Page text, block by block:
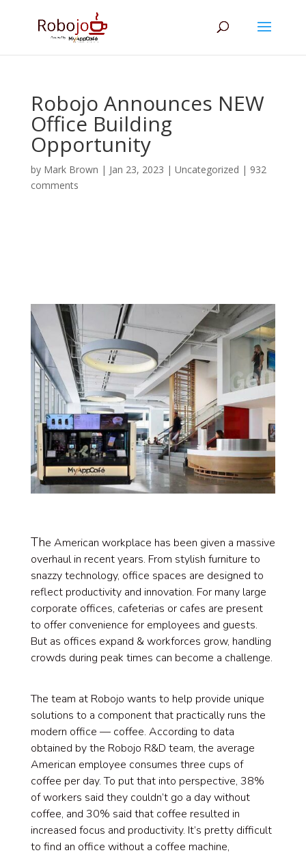
Robojo Announces NEW
Office Building
Opportunity
by Mark Brown | Jan 23, 2023 | Uncategorized | 932
comments
The American workplace has been given a massive
overhaul in recent years. From stylish furniture to
snazzy technology, office spaces are designed to
reflect productivity and innovation. For many large
corporate offices, cafeterias or cafes are present
to offer convenience for employees and guests.
But as offices expand & workforces grow, handling
crowds during peak times can become a challenge.
The team at Robojo wants to help provide unique
solutions to a component that practically runs the
modern office — coffee. According to data
obtained by the Robojo R&D team, the average
American employee consumes three cups of
coffee per day. To put that into perspective, 38%
of workers said they couldn’t go a day without
coffee, and 30% said that coffee resulted in
increased focus and productivity. It’s pretty difficult
to find an office without a coffee machine,